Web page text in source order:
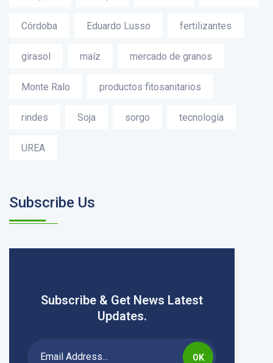
Córdoba Eduardo Lusso fertilizantes
girasol maíz mercado de granos
Monte Ralo productos fitosanitarios
rindes Soja sorgo tecnología
UREA
Subscribe Us
Subscribe & Get News Latest
Updates.
OK